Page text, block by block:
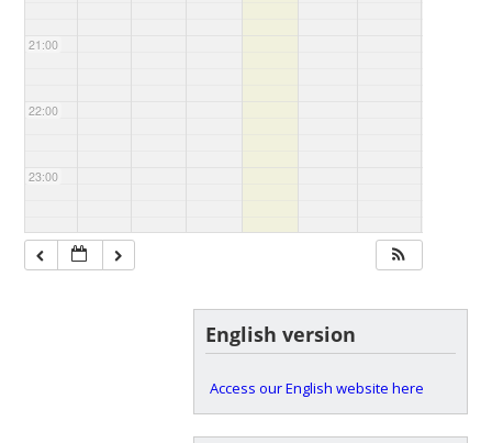
21:00
22:00
23:00
English version
Access our English website here